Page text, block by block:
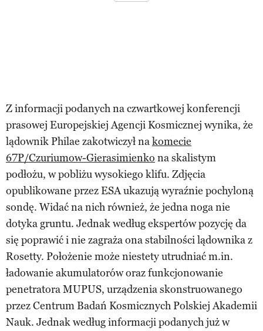
Z informacji podanych na czwartkowej konferencji
prasowej Europejskiej Agencji Kosmicznej wynika, że
lądownik Philae zakotwiczył nakomecie
67P/Czuriumow-Gierasimienko na skalistym
podłożu, w pobliżu wysokiego klifu. Zdjęcia
opublikowane przez ESA ukazują wyraźnie pochyloną
sondę. Widać na nich również, że jedna noga nie
dotyka gruntu. Jednak według ekspertów pozycję da
się poprawić i nie zagraża ona stabilności lądownika z
Rosetty. Położenie może niestety utrudniać m.in.
ładowanie akumulatorów oraz funkcjonowanie
penetratora MUPUS, urządzenia skonstruowanego
przez Centrum Badań Kosmicznych Polskiej Akademii
Nauk. Jednak według informacji podanych już w